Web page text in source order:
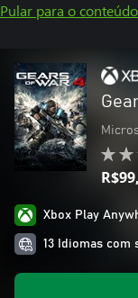
Pular para o
Xbox Play
13 Idiomas com